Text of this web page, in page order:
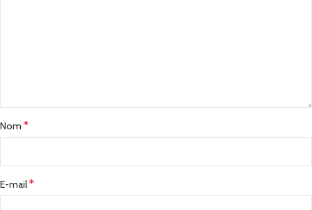
Nom *
E-mail*